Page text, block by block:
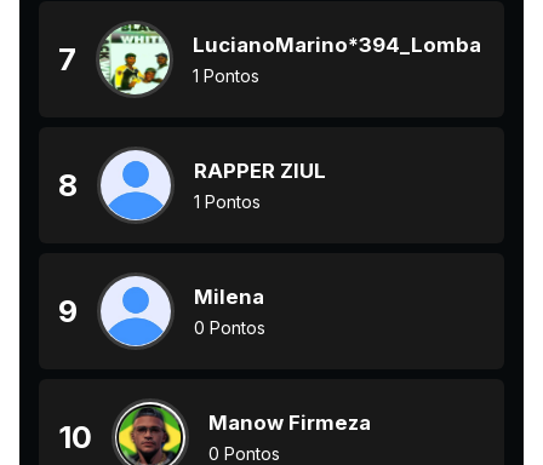
7 LucianoMarino*394_Lomba do
1 Pontos
8 RAPPER ZIUL
1 Pontos
9 Milena
0 Pontos
10 Manow Firmeza
0 Pontos